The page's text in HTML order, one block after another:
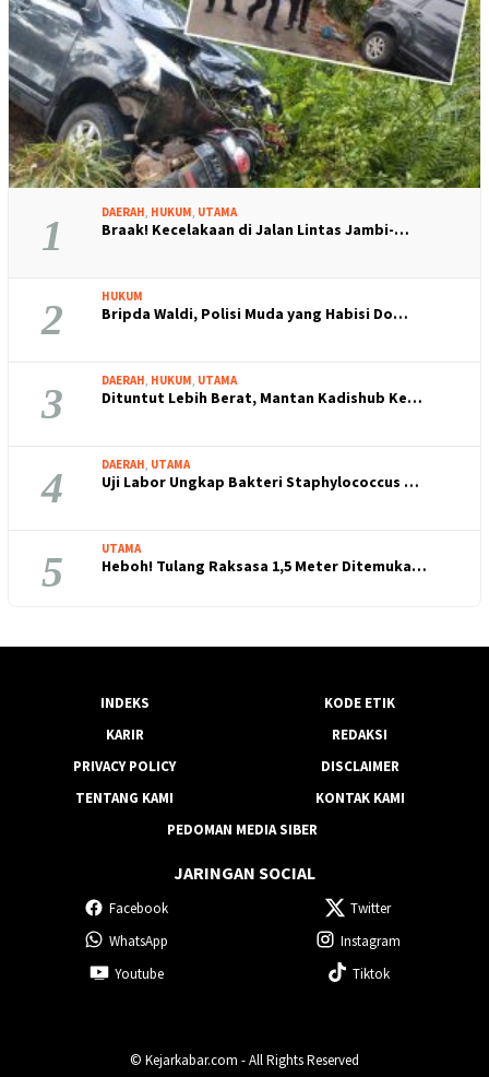
1 DAERAH, HUKUM, UTAMA
Braak! Kecelakaan di Jalan Lintas Jambi-…
2 HUKUM
Bripda Waldi, Polisi Muda yang Habisi Do…
3 DAERAH, HUKUM, UTAMA
Dituntut Lebih Berat, Mantan Kadishub Ke…
4 DAERAH, UTAMA
Uji Labor Ungkap Bakteri Staphylococcus …
5 UTAMA
Heboh! Tulang Raksasa 1,5 Meter Ditemuka…
INDEKS
KODE ETIK
KARIR
REDAKSI
PRIVACY POLICY
DISCLAIMER
TENTANG KAMI
KONTAK KAMI
PEDOMAN MEDIA SIBER
JARINGAN SOCIAL
Facebook
Twitter
WhatsApp
Instagram
Youtube
Tiktok
© Kejarkabar.com - All Rights Reserved